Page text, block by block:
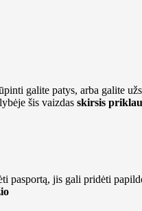
galite patys, arba galite
šis vaizdas skirsis
pasportą, jis gali pridėti